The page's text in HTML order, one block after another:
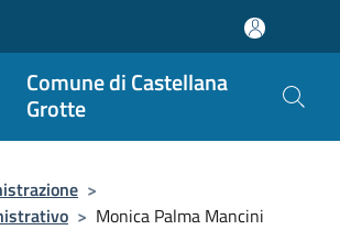
Comune di Castellana
Grotte
>
> Monica Palma Mancini